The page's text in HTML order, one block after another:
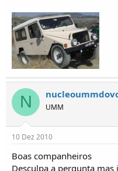
N UMM
10 Dez 2010
Boas companheiros
Desculpa a pergunta